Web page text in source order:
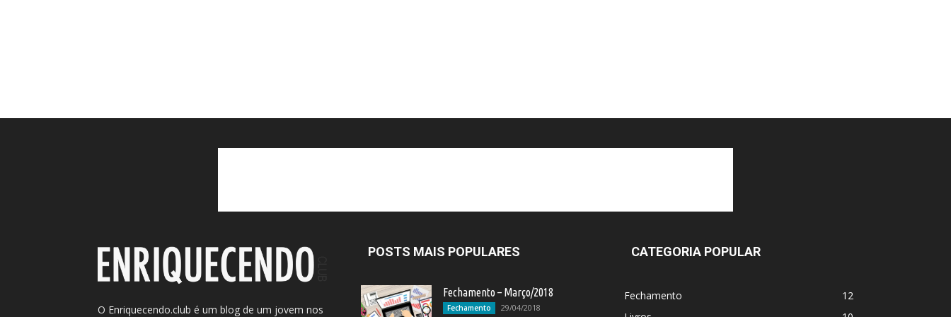
O Enriquecendo.club é um blog de um jovem nos
POSTS MAIS POPULARES
Fechamento – Março/2018
Fechamento 29/04/2018
CATEGORIA POPULAR
Fechamento
12